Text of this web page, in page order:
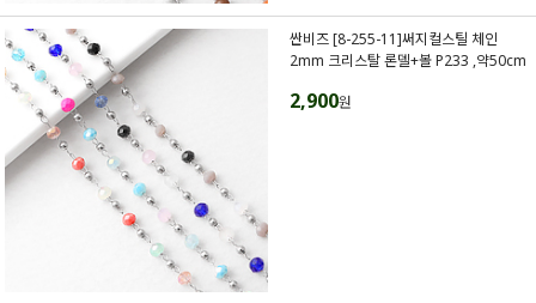
싼비즈 [8-255-11]써지컬스틸 체인
2mm 크리스탈 론델+볼 P233 ,약50cm
2,900원